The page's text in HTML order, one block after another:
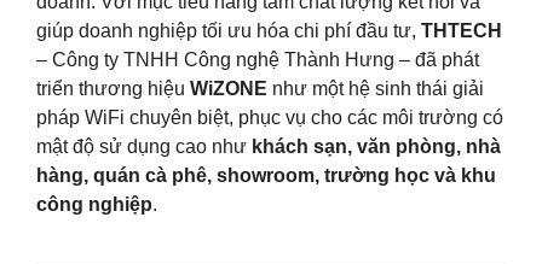
giúp doanh nghiệp tối ưu hóa chi phí đầu tư, THTECH
– Công ty TNHH Công nghệ Thành Hưng – đã phát
triển thương hiệu WiZONE như một hệ sinh thái giải
pháp WiFi chuyên biệt, phục vụ cho các môi trường có
mật độ sử dụng cao như khách sạn, văn phòng, nhà
hàng, quán cà phê, showroom, trường học và khu
công nghiệp.